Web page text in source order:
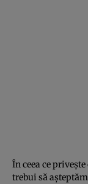
În ceea ce privește
trebui să